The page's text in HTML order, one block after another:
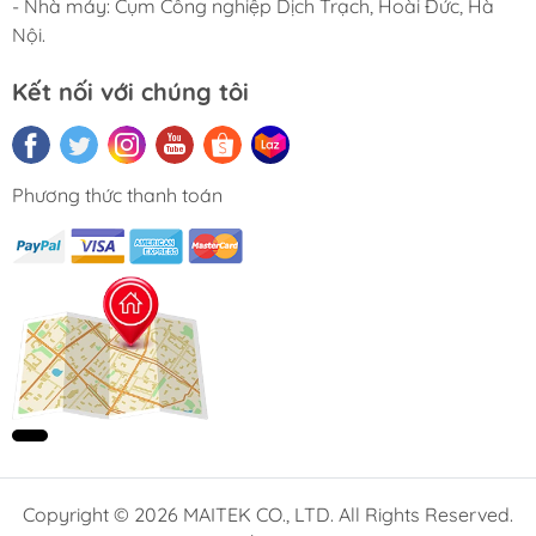
- Nhà máy: Cụm Công nghiệp Dịch Trạch, Hoài Đức, Hà
Nội.
Kết nối với chúng tôi
Phương thức thanh toán
Copyright © 2026 MAITEK CO., LTD. All Rights Reserved.